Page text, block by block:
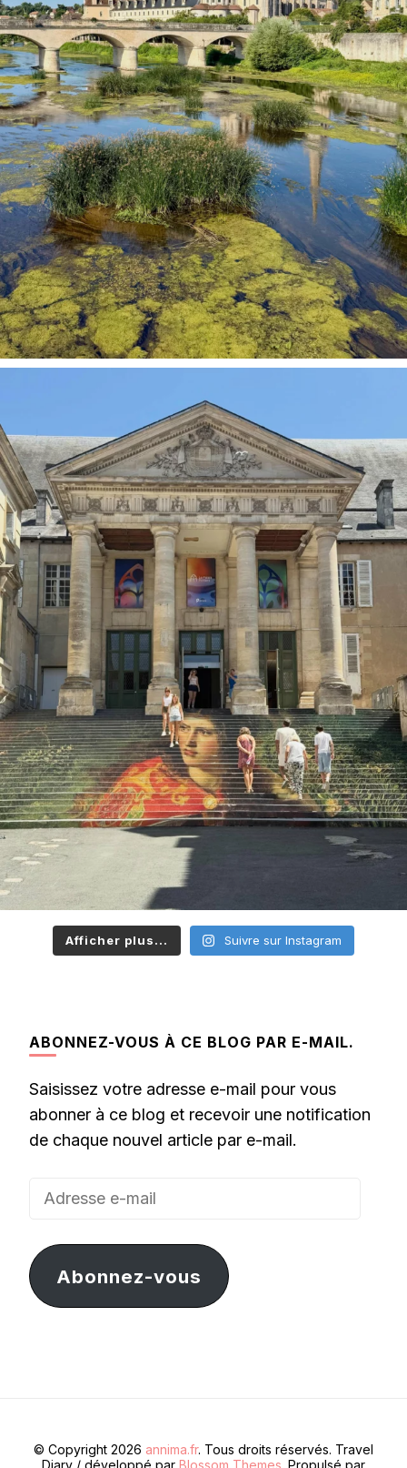
Afficher plus... Suivre sur Instagram
ABONNEZ-VOUS À CE BLOG PAR E-MAIL.
Saisissez votre adresse e-mail pour vous
abonner à ce blog et recevoir une notification
de chaque nouvel article par e-mail.
Adresse
mail
Abonnez-vous
© Copyright 2026 annima.fr. Tous droits réservés. Travel